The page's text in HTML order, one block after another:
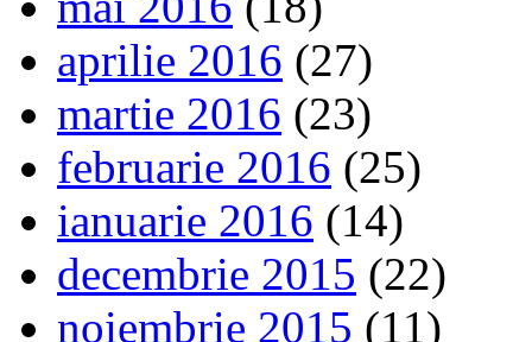
aprilie 2016 (27)
martie 2016 (23)
februarie 2016 (25)
ianuarie 2016 (14)
decembrie 2015 (22)
noiembrie 2015 (11)